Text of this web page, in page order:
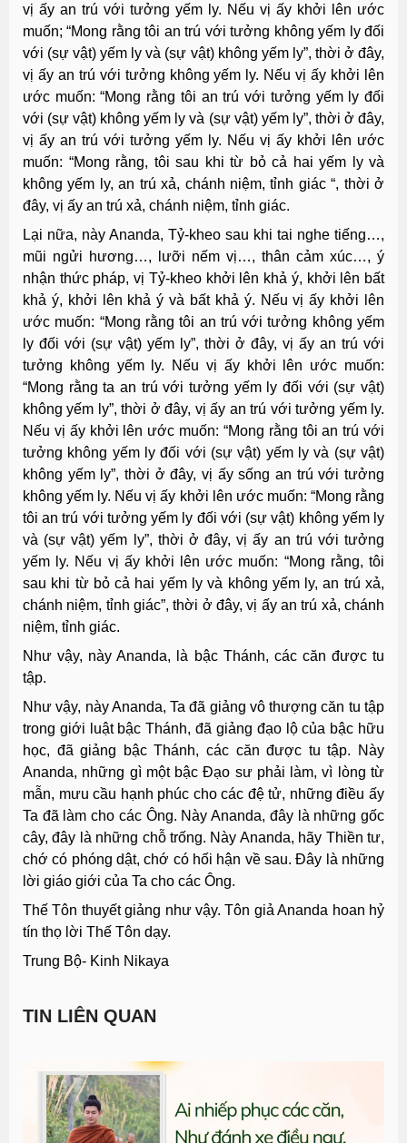
vị ấy an trú với tưởng yếm ly. Nếu vị ấy khởi lên ước
muốn; “Mong rằng tôi an trú với tưởng không yếm ly đối
với (sự vật) yếm ly và (sự vật) không yếm ly”, thời ở đây,
vị ấy an trú với tưởng không yếm ly. Nếu vị ấy khởi lên
ước muốn: “Mong rằng tôi an trú với tưởng yếm ly đối
với (sự vật) không yếm ly và (sự vật) yếm ly”, thời ở đây,
vị ấy an trú với tưởng yếm ly. Nếu vị ấy khởi lên ước
muốn: “Mong rằng, tôi sau khi từ bỏ cả hai yếm ly và
không yếm ly, an trú xả, chánh niệm, tỉnh giác “, thời ở
đây, vị ấy an trú xả, chánh niệm, tỉnh giác.
Lại nữa, này Ananda, Tỷ-kheo sau khi tai nghe tiếng…,
mũi ngửi hương…, lưỡi nếm vị…, thân cảm xúc…, ý
nhận thức pháp, vị Tỷ-kheo khởi lên khả ý, khởi lên bất
khả ý, khởi lên khả ý và bất khả ý. Nếu vị ấy khởi lên
ước muốn: “Mong rằng tôi an trú với tưởng không yếm
ly đối với (sự vật) yếm ly”, thời ở đây, vị ấy an trú với
tưởng không yếm ly. Nếu vị ấy khởi lên ước muốn:
“Mong rằng ta an trú với tưởng yếm ly đối với (sự vật)
không yếm ly”, thời ở đây, vị ấy an trú với tưởng yếm ly.
Nếu vị ấy khởi lên ước muốn: “Mong rằng tôi an trú với
tưởng không yếm ly đối với (sự vật) yếm ly và (sự vật)
không yếm ly”, thời ở đây, vị ấy sống an trú với tưởng
không yếm ly. Nếu vị ấy khởi lên ước muốn: “Mong rằng
tôi an trú với tưởng yếm ly đối với (sự vật) không yếm ly
và (sự vật) yếm ly”, thời ở đây, vị ấy an trú với tưởng
yếm ly. Nếu vị ấy khởi lên ước muốn: “Mong rằng, tôi
sau khi từ bỏ cả hai yếm ly và không yếm ly, an trú xả,
chánh niệm, tỉnh giác”, thời ở đây, vị ấy an trú xả, chánh
niệm, tỉnh giác.
Như vậy, này Ananda, là bậc Thánh, các căn được tu
tập.
Như vậy, này Ananda, Ta đã giảng vô thượng căn tu tập
trong giới luật bậc Thánh, đã giảng đạo lộ của bậc hữu
học, đã giảng bậc Thánh, các căn được tu tập. Này
Ananda, những gì một bậc Ðạo sư phải làm, vì lòng từ
mẫn, mưu cầu hạnh phúc cho các đệ tử, những điều ấy
Ta đã làm cho các Ông. Này Ananda, đây là những gốc
cây, đây là những chỗ trống. Này Ananda, hãy Thiền tư,
chớ có phóng dật, chớ có hối hận về sau. Ðây là những
lời giáo giới của Ta cho các Ông.
Thế Tôn thuyết giảng như vậy. Tôn giả Ananda hoan hỷ
tín thọ lời Thế Tôn dạy.
Trung Bộ- Kinh Nikaya
TIN LIÊN QUAN